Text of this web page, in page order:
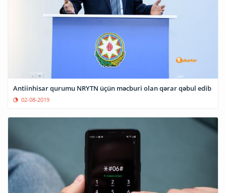
Antiinhisar qurumu NRYTN üçün məcburi olan qərar qəbul edib
02-08-2019